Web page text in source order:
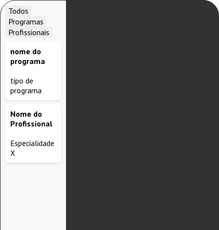
Todos
Programas
Profissionais
nome do
programa
tipo de
programa
Nome do
Profissional
Especialidade
X